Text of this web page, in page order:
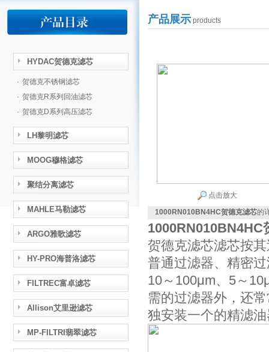
HYDAC贺德克滤芯
· 贺德克不锈钢滤芯
· 贺德克R系列回油滤芯
· 贺德克D系列高压滤芯
LH黎明滤芯
MOOG穆格滤芯
聚结分离滤芯
MAHLE马勒滤芯
ARGO雅歌滤芯
HY-PRO海普洛滤芯
FILTREC富卓滤芯
Allison艾里逊滤芯
MP-FILTRI翡翠滤芯
产品展示 products
点击放大
1000RN010BN4HC贺德克滤芯的
1000RN010BN4HC
贺德克滤芯滤芯按
普通过滤器、精密
10～100μm、5～
需的过滤器外，还
独安装一个的精滤